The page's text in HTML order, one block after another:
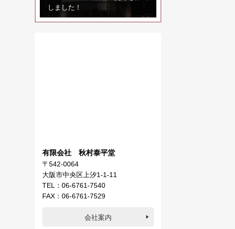
しました！
有限会社 秋村泰平堂
〒542-0064
大阪市中央区上汐1-1-11
TEL：06-6761-7540
FAX：06-6761-7529
会社案内